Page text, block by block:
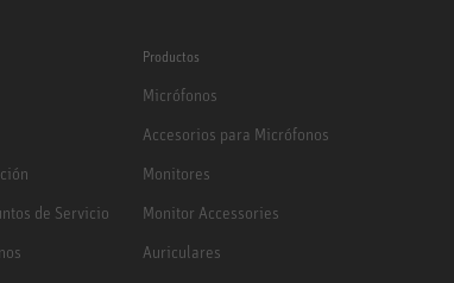
de Servicio
Productos
Micrófonos
Accesorios para Micrófonos
Monitores
Monitor Accessories
Auriculares